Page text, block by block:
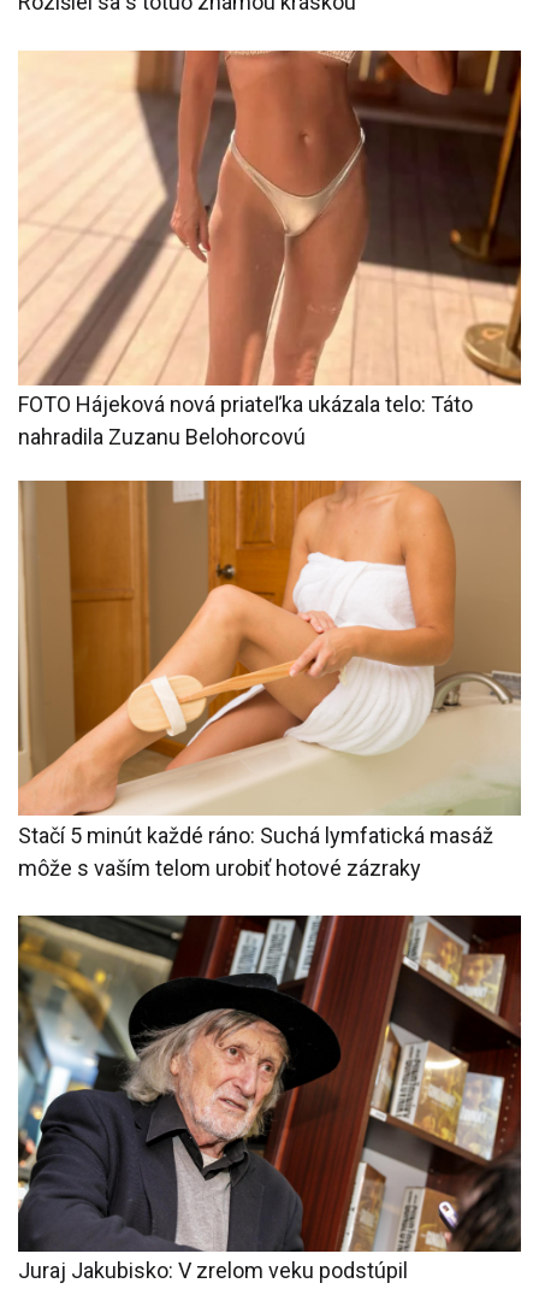
FOTO Hájeková nová priateľka ukázala telo: Táto
nahradila Zuzanu Belohorcovú
Stačí 5 minút každé ráno: Suchá lymfatická masáž
môže s vaším telom urobiť hotové zázraky
Juraj Jakubisko: V zrelom veku podstúpil